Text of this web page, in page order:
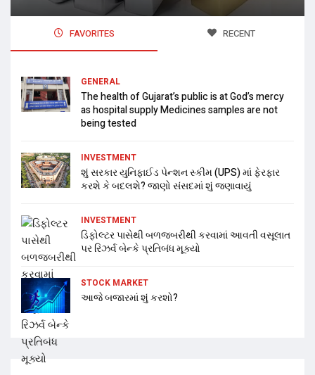
FAVORITES RECENT
GENERAL
The health of Gujarat’s public is at God’s mercy
as hospital supply Medicines samples are not
being tested
INVESTMENT
શું સરકાર યુનિફાઈડ પેન્શન સ્કીમ (UPS) માં ફેરફાર
કરશે કે બદલશે? જાણો સંસદમાં શું જણાવાયું
INVESTMENT
ડિફોલ્ટર પાસેથી બળજબરીથી કરવામાં આવતી વસૂલાત
પર રિઝર્વ બેન્કે પ્રતિબંધ મૂક્યો
STOCK MARKET
આજે બજારમાં શું કરશો?